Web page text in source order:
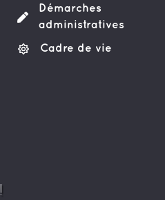
Démarches
administratives
Cadre de vie